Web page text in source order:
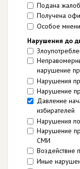
Подана
Получена
Особое
Нарушения до
нарушение
Нарушения
Нарушение
Давление
избирателей
Нарушения
Нарушение
СМИ
Воздействие
Иные